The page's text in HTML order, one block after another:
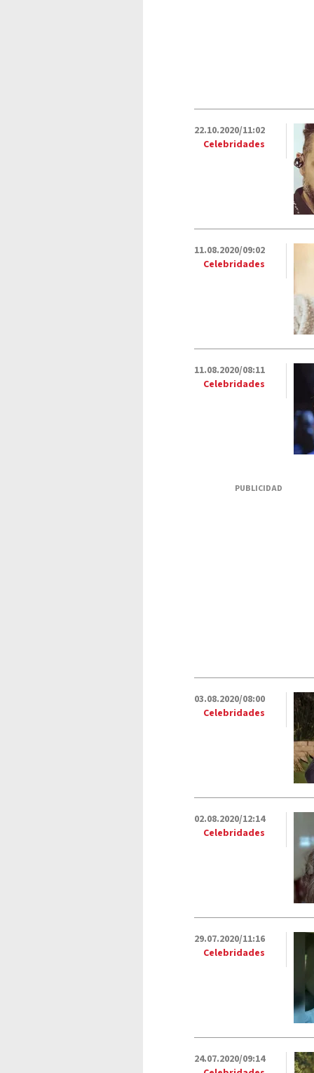
22.10.2020/11:02
Celebridades
11.08.2020/09:02
Celebridades
11.08.2020/08:11
Celebridades
PUBLICIDAD
03.08.2020/08:00
Celebridades
02.08.2020/12:14
Celebridades
29.07.2020/11:16
Celebridades
24.07.2020/09:14